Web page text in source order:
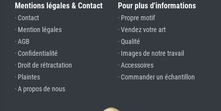
Mentions légales & Contact
· Contact
· Mention légales
· AGB
· Confidentialité
· Droit de rétractation
· Plaintes
· A propos de nous
Pour plus d'informations
· Propre motif
· Vendez votre art
· Qualité
· Images de notre travail
· Accessoires
· Commander un échantillon